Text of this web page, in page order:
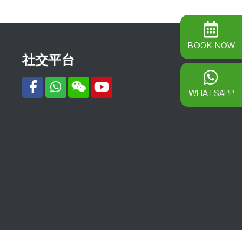
社交平台
BOOK NOW
WHATSAPP